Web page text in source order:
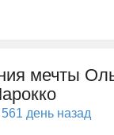
мечты
561 день назад